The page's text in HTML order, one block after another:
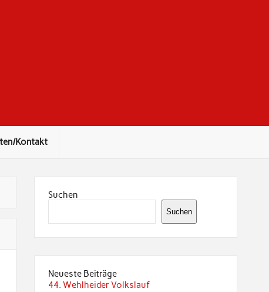
Kontakt
Suchen
Suchen
Neueste Beiträge
44. Wehlheider Volkslauf